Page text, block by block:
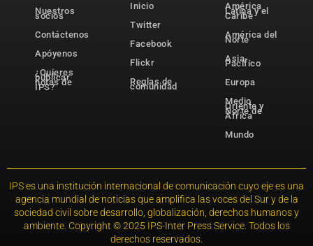
Nuestros
socios
Contáctenos
Apóyenos
¿Quieres
publicar
notas de
IPS?
Inicio
Twitter
Facebook
Flickr
Reglas de
comunidad
América
Latina y el
Caribe
América del
Norte
Asia-
Pacífico
Europa
Medio
Oriente y
Norte de
África
Mundo
IPS es una institución internacional de comunicación cuyo eje es una
agencia mundial de noticias que amplifica las voces del Sur y de la
sociedad civil sobre desarrollo, globalización, derechos humanos y
ambiente. Copyright © 2025 IPS-Inter Press Service. Todos los
derechos reservados.